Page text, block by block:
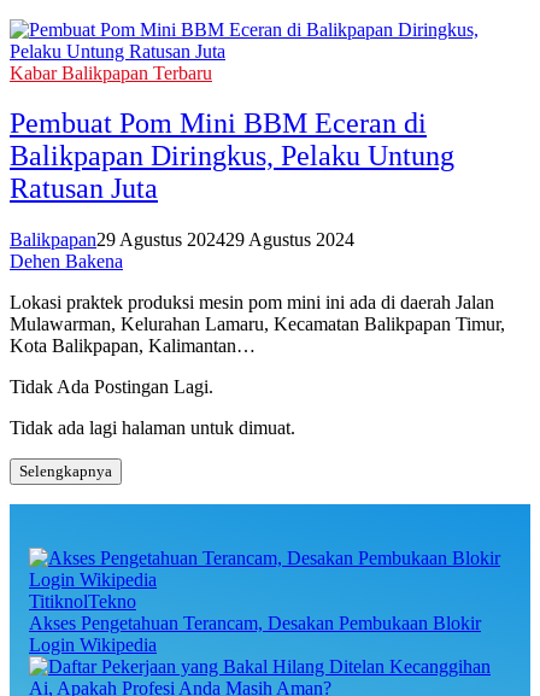
Kabar Balikpapan Terbaru
Pembuat Pom Mini BBM Eceran di
Balikpapan Diringkus, Pelaku Untung
Ratusan Juta
Balikpapan29 Agustus 202429 Agustus 2024
Dehen Bakena
Lokasi praktek produksi mesin pom mini ini ada di daerah Jalan
Mulawarman, Kelurahan Lamaru, Kecamatan Balikpapan Timur,
Kota Balikpapan, Kalimantan…
Tidak Ada Postingan Lagi.
Tidak ada lagi halaman untuk dimuat.
Selengkapnya
TitiknolTekno
Akses Pengetahuan Terancam, Desakan Pembukaan Blokir
Login Wikipedia